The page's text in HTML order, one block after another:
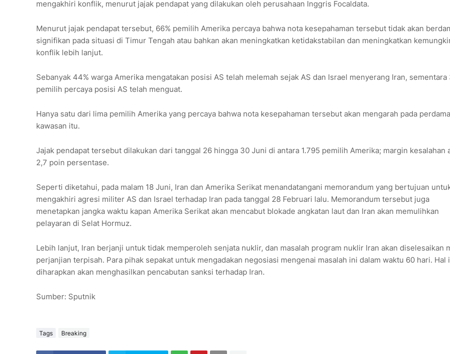
mengakhiri konflik, menurut jajak pendapat yang dilakukan oleh perusahaan Inggris Focaldata.
Menurut jajak pendapat tersebut, 66% pemilih Amerika percaya bahwa nota kesepahaman tersebut tidak akan
signifikan pada situasi di Timur Tengah atau bahkan akan meningkatkan ketidakstabilan dan meningkatkan
konflik lebih lanjut.
Sebanyak 44% warga Amerika mengatakan posisi AS telah melemah sejak AS dan Israel menyerang Iran, sementara
pemilih percaya posisi AS telah menguat.
Hanya satu dari lima pemilih Amerika yang percaya bahwa nota kesepahaman tersebut akan mengarah pada
kawasan itu.
Jajak pendapat tersebut dilakukan dari tanggal 26 hingga 30 Juni di antara 1.795 pemilih Amerika; margin kesalahan
2,7 poin persentase.
Seperti diketahui, pada malam 18 Juni, Iran dan Amerika Serikat menandatangani memorandum yang bertujuan
mengakhiri agresi militer AS dan Israel terhadap Iran pada tanggal 28 Februari lalu. Memorandum tersebut juga
menetapkan jangka waktu kapan Amerika Serikat akan mencabut blokade angkatan laut dan Iran akan memulihkan
pelayaran di Selat Hormuz.
Lebih lanjut, Iran berjanji untuk tidak memperoleh senjata nuklir, dan masalah program nuklir Iran akan diselesaikan
perjanjian terpisah. Para pihak sepakat untuk mengadakan negosiasi mengenai masalah ini dalam waktu 60 hari. Hal
diharapkan akan menghasilkan pencabutan sanksi terhadap Iran.
Sumber: Sputnik
Tags Breaking